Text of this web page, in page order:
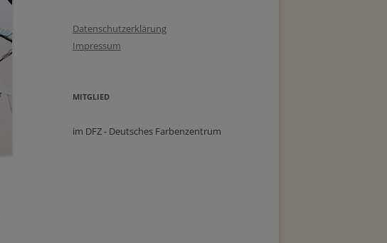
Datenschutzerklärung
Impressum
MITGLIED
im DFZ - Deutsches Farbenzentrum